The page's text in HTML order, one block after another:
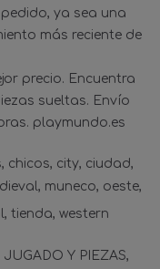
ya sea una
más reciente de
precio. Encuentra
sueltas. Envío
playmundo.es
chicos city ciudad
muneco oeste
tienda western
JUGADO Y PIEZAS